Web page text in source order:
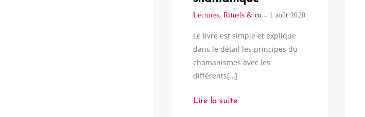
Lectures,Rituels & co 1 août 2020
Le livre est simple et explique
dans le détail les principes du
chamanismes avec les
différents[…]
Lire la suite